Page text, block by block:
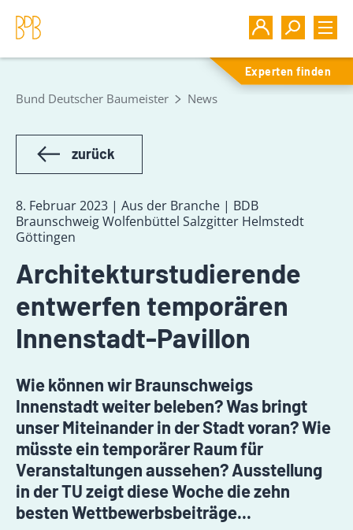
Experten finden
Bund Deutscher Baumeister News
zurück
8. Februar 2023 | Aus der Branche | BDB
Braunschweig Wolfenbüttel Salzgitter Helmstedt
Göttingen
Architekturstudierende
entwerfen temporären
Innenstadt-Pavillon
Wie können wir Braunschweigs
Innenstadt weiter beleben? Was bringt
unser Miteinander in der Stadt voran? Wie
müsste ein temporärer Raum für
Veranstaltungen aussehen? Ausstellung
in der TU zeigt diese Woche die zehn
besten Wettbewerbsbeiträge...